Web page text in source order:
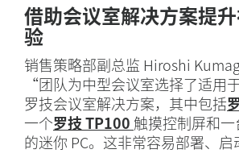
借助会议室解决方案提
验
销售策略部副总监 Hiroshi
“团队为中型会议室选择了适用
罗技会议室解决方案，其中包括
一个罗技 TP100 触摸控制屏和
的迷你 PC。这非常容易部署、启